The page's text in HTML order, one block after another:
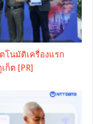
โนมัติเครื่องแรก
ก็ต [PR]